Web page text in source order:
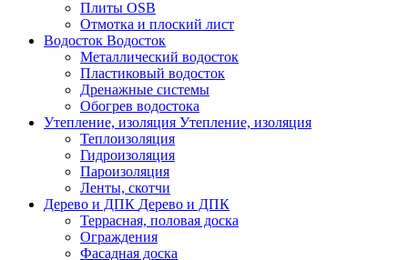
Плиты OSB
Отмотка и плоский лист
Водосток Водосток
Металлический водосток
Пластиковый водосток
Дренажные системы
Обогрев водостока
Утепление, изоляция Утепление, изоляция
Теплоизоляция
Гидроизоляция
Пароизоляция
Ленты, скотчи
Дерево и ДПК Дерево и ДПК
Террасная, половая доска
Ограждения
Фасадная доска